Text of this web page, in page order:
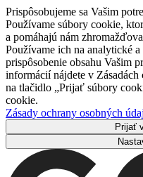
Prispôsobujeme sa Vašim
Používame súbory cookie,
a pomáhajú nám
Používame ich na analytické
prispôsobenie obsahu Vašim
informácií nájdete v
na tlačidlo „Prijať súbory
cookie.
Zásady ochrany osobných
Prijať